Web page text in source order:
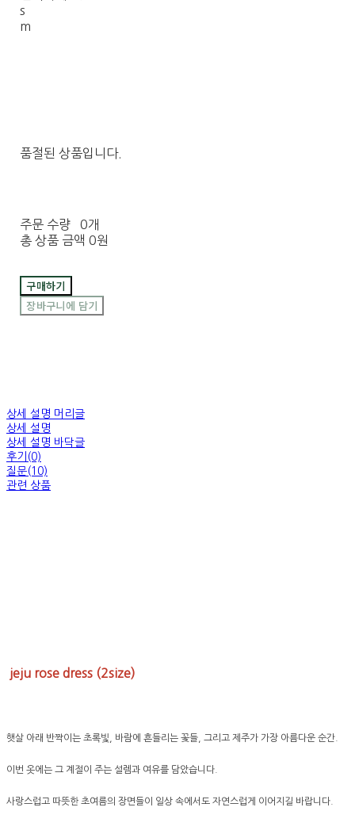
s
m
품절된 상품입니다.
주문 수량
0개
총 상품 금액 0원
구매하기
장바구니에 담기
상세 설명 머리글
상세 설명
상세 설명 바닥글
후기(0)
질문(10)
관련 상품
jeju rose dress (2size)
햇살 아래 반짝이는 초록빛, 바람에 흔들리는 꽃들, 그리고 제주가 가장 아름다운 순간.
이번 옷에는 그 계절이 주는 설렘과 여유를 담았습니다.
사랑스럽고 따뜻한 초여름의 장면들이 일상 속에서도 자연스럽게 이어지길 바랍니다.